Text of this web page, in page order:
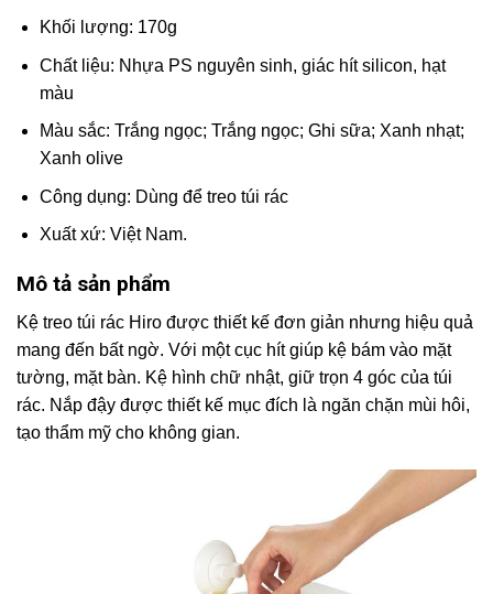
Khối lượng: 170g
Chất liệu: Nhựa PS nguyên sinh, giác hít silicon, hạt
màu
Màu sắc: Trắng ngọc; Trắng ngọc; Ghi sữa; Xanh nhạt;
Xanh olive
Công dụng: Dùng để treo túi rác
Xuất xứ: Việt Nam.
Mô tả sản phẩm
Kệ treo túi rác Hiro được thiết kế đơn giản nhưng hiệu quả
mang đến bất ngờ. Với một cục hít giúp kệ bám vào mặt
tường, mặt bàn. Kệ hình chữ nhật, giữ trọn 4 góc của túi
rác. Nắp đậy được thiết kế mục đích là ngăn chặn mùi hôi,
tạo thẩm mỹ cho không gian.